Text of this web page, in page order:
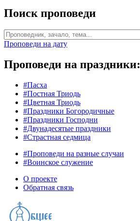
Поиск проповеди
Проповеди на дату
Проповеди на праздники:
#Пасха
#Постная Триодь
#Цветная Триодь
#Праздники Богородичные
#Праздники Господни
#Двунадесятые праздники
#Страстная седмица
#Проповеди на разные случаи
#Воинское служение
О проекте
Обратная связь